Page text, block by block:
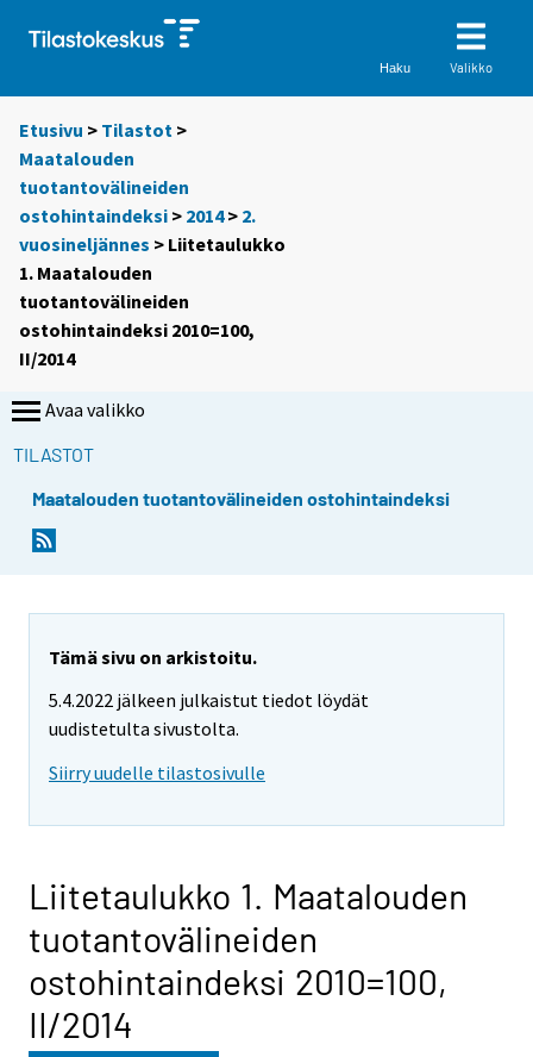
Haku Valikko
Etusivu > Tilastot >
Maatalouden
tuotantovälineiden
ostohintaindeksi > 2014> 2.
vuosineljännes > Liitetaulukko
1. Maatalouden
tuotantovälineiden
ostohintaindeksi 2010=100,
II/2014
Avaa valikko
TILASTOT
Maatalouden tuotantovälineiden ostohintaindeksi
Tämä sivu on arkistoitu.
5.4.2022 jälkeen julkaistut tiedot löydät
uudistetulta sivustolta.
Siirry uudelle tilastosivulle
Liitetaulukko 1. Maatalouden
tuotantovälineiden
ostohintaindeksi 2010=100,
II/2014